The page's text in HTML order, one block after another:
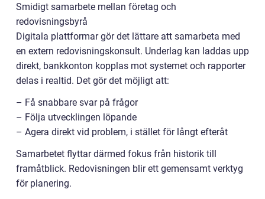
Smidigt samarbete mellan företag och
redovisningsbyrå
Digitala plattformar gör det lättare att samarbeta med
en extern redovisningskonsult. Underlag kan laddas upp
direkt, bankkonton kopplas mot systemet och rapporter
delas i realtid. Det gör det möjligt att:
– Få snabbare svar på frågor
– Följa utvecklingen löpande
– Agera direkt vid problem, i stället för långt efteråt
Samarbetet flyttar därmed fokus från historik till
framåtblick. Redovisningen blir ett gemensamt verktyg
för planering.